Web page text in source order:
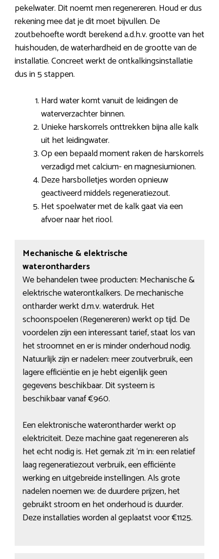
pekelwater. Dit noemt men regenereren. Houd er dus
rekening mee dat je dit moet bijvullen. De
zoutbehoefte wordt berekend a.d.h.v. grootte van het
huishouden, de waterhardheid en de grootte van de
installatie. Concreet werkt de ontkalkingsinstallatie
dus in 5 stappen.
Hard water komt vanuit de leidingen de
waterverzachter binnen.
Unieke harskorrels onttrekken bijna alle kalk
uit het leidingwater.
Op een bepaald moment raken de harskorrels
verzadigd met calcium- en magnesiumionen.
Deze harsbolletjes worden opnieuw
geactiveerd middels regeneratiezout.
Het spoelwater met de kalk gaat via een
afvoer naar het riool.
Mechanische & elektrische
waterontharders
We behandelen twee producten: Mechanische &
elektrische waterontkalkers. De mechanische
ontharder werkt d.m.v. waterdruk. Het
schoonspoelen (Regenereren) werkt op tijd. De
voordelen zijn een interessant tarief, staat los van
het stroomnet en er is minder onderhoud nodig.
Natuurlijk zijn er nadelen: meer zoutverbruik, een
lagere efficiëntie en je hebt eigenlijk geen
gegevens beschikbaar. Dit systeem is
beschikbaar vanaf €960.
Een elektronische waterontharder werkt op
elektriciteit. Deze machine gaat regenereren als
het echt nodig is. Het gemak zit ‘m in: een relatief
laag regeneratiezout verbruik, een efficiënte
werking en uitgebreide instellingen. Als grote
nadelen noemen we: de duurdere prijzen, het
gebruikt stroom en het onderhoud is duurder.
Deze installaties worden al geplaatst voor €1125.